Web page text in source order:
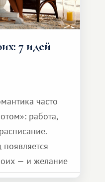
7 идей
часто
работа,
— и желание
человека что-то